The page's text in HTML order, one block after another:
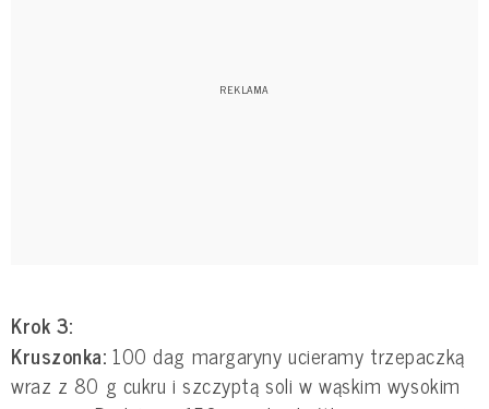
Krok 3:
Kruszonka:100 dag margaryny ucieramy trzepaczką
wraz z 80 g cukru i szczyptą soli w wąskim wysokim